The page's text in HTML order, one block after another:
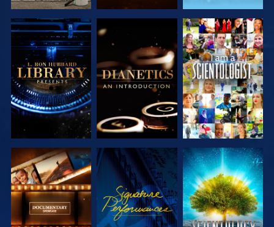
VERKEN DE
SERIE
VERKEN DE
SERIE
KIJK
VERKEN DE
SERIE
KIJK
VERKEN DE
SERIE